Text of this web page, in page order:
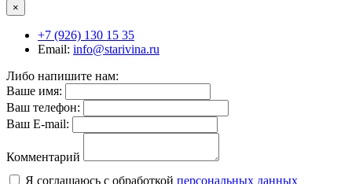
×
+7 (926) 130 15 35
Email: info@starivina.ru
Либо напишите нам:
Ваше имя:
Ваш телефон:
Ваш E-mail:
Комментарий
Я соглашаюсь с обработкой персональных данных